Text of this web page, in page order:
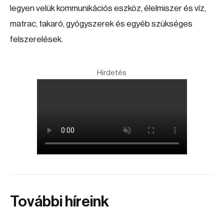
legyen velük kommunikációs eszköz, élelmiszer és víz,
matrac, takaró, gyógyszerek és egyéb szükséges
felszerelések.
Hirdetés
További híreink